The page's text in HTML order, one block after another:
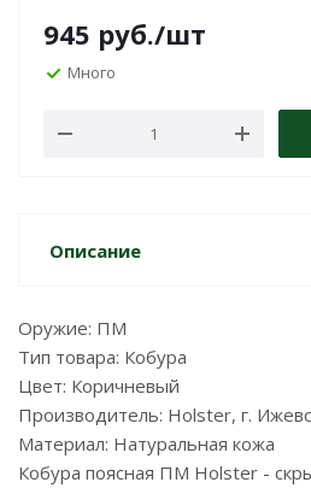
945 руб./шт
Много
Описание
Оружие: ПМ
Тип товара: Кобура
Цвет: Коричневый
Производитель: Holster, г.
Материал: Натуральная кожа
Кобура поясная ПМ Holster -